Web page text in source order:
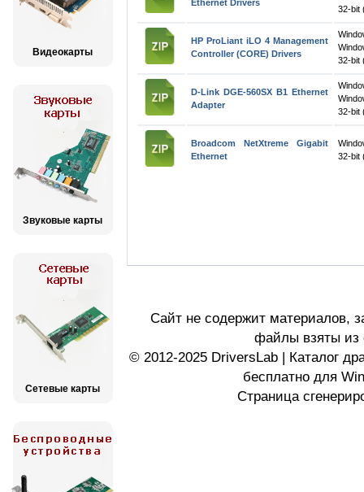
Видеокарты
Звуковые карты
Сетевые карты
Ethernet Drivers
32-bit
HP ProLiant iLO 4 Management
Controller (CORE) Drivers
32-bit
D-Link DGE-560SX B1 Ethernet
Adapter
32-bit
Broadcom NetXtreme Gigabit
Ethernet
32-bit
Сайт не содержит материалов,
файлы взяты из
© 2012-2025 DriversLab | Каталог
бесплатно для
Страница